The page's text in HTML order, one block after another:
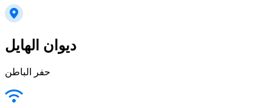
ديوان الهايل
حفر الباطن